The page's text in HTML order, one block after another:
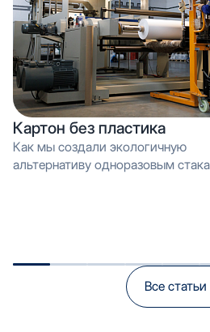
Картон без пластика
Как мы создали экологичную
альтернативу одноразовым стаканам,
Все статьи